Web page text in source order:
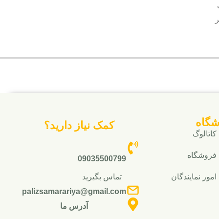
کاتالوگ
فروشگاه
امور نمایندگان
کمک نیاز دارید؟
09035500799
تماس بگیرید
palizsamarariya@gmail.com
آدرس ما